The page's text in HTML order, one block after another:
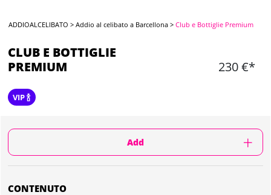
ADDIOALCELIBATO >Addio al celibato a Barcellona >Club e Bottiglie Premium
CLUB E BOTTIGLIE
PREMIUM
230 €*
VIP 🍾
Add
CONTENUTO